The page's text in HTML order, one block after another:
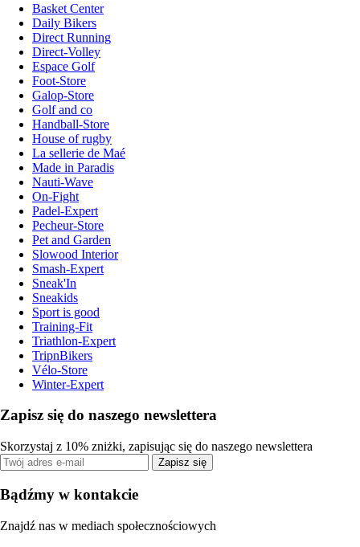
Basket Center
Daily Bikers
Direct Running
Direct-Volley
Espace Golf
Foot-Store
Galop-Store
Golf and co
Handball-Store
House of rugby
La sellerie de Maé
Made in Paradis
Nauti-Wave
On-Fight
Padel-Expert
Pecheur-Store
Pet and Garden
Slowood Interior
Smash-Expert
Sneak'In
Sneakids
Sport is good
Training-Fit
Triathlon-Expert
TripnBikers
Vélo-Store
Winter-Expert
Zapisz się do naszego newslettera
Skorzystaj z 10% zniżki, zapisując się do naszego newslettera
Zapisz się
Bądźmy w kontakcie
Znajdź nas w mediach społecznościowych